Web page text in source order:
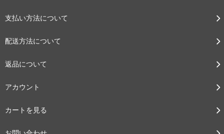
支払い方法について
配送方法について
返品について
アカウント
カートを見る